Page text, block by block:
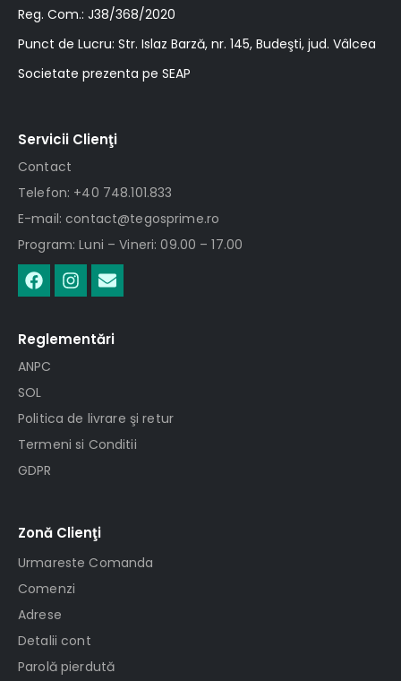
Reg. Com.: J38/368/2020
Punct de Lucru: Str. Islaz Barză, nr. 145, Budeşti, jud. Vâlcea
Societate prezenta pe SEAP
Servicii Clienţi
Contact
Telefon: +40 748.101.833
E-mail: contact@tegosprime.ro
Program: Luni – Vineri: 09.00 – 17.00
Reglementări
ANPC
SOL
Politica de livrare şi retur
Termeni si Conditii
GDPR
Zonă Clienţi
Urmareste Comanda
Comenzi
Adrese
Detalii cont
Parolă pierdută